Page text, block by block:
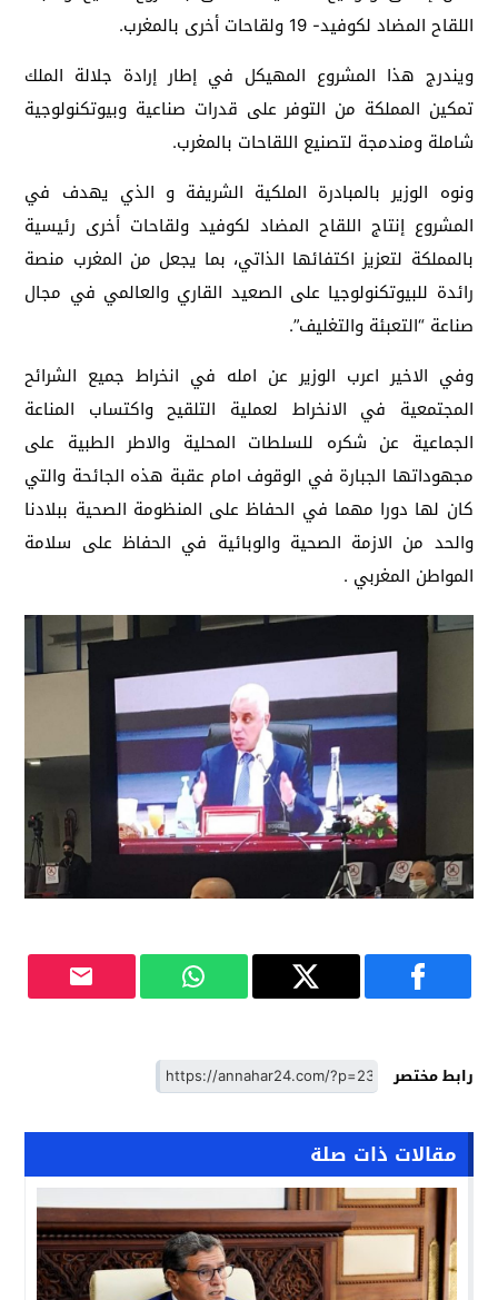
اللقاح المضاد لكوفيد- 19 ولقاحات أخرى بالمغرب.
ويندرج هذا المشروع المهيكل في إطار إرادة جلالة الملك
تمكين المملكة من التوفر على قدرات صناعية وبيوتكنولوجية
شاملة ومندمجة لتصنيع اللقاحات بالمغرب.
ونوه الوزير بالمبادرة الملكية الشريفة و الذي يهدف في
المشروع إنتاج اللقاح المضاد لكوفيد ولقاحات أخرى رئيسية
بالمملكة لتعزيز اكتفائها الذاتي، بما يجعل من المغرب منصة
رائدة للبيوتكنولوجيا على الصعيد القاري والعالمي في مجال
صناعة “التعبئة والتغليف”.
وفي الاخير اعرب الوزير عن امله في انخراط جميع الشرائح
المجتمعية في الانخراط لعملية التلقيح واكتساب المناعة
الجماعية عن شكره للسلطات المحلية والاطر الطبية على
مجهوداتها الجبارة في الوقوف امام عقبة هذه الجائحة والتي
كان لها دورا مهما في الحفاظ على المنظومة الصحية ببلادنا
والحد من الازمة الصحية والوبائية في الحفاظ على سلامة
المواطن المغربي .
رابط مختصر
مقالات ذات صلة